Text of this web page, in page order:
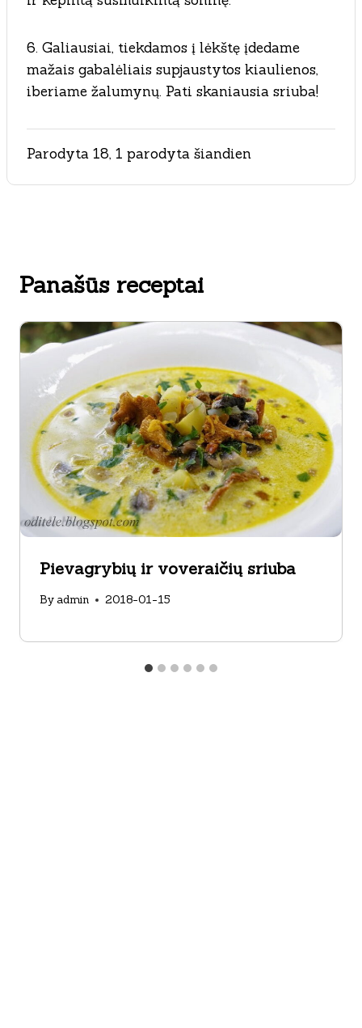
6. Galiausiai, tiekdamos į lėkštę įdedame
mažais gabalėliais supjaustytos kiaulienos,
iberiame žalumynų. Pati skaniausia sriuba!
Parodyta 18, 1 parodyta šiandien
Panašūs receptai
Pievagrybių ir voveraičių sriuba
By admin 2018-01-15